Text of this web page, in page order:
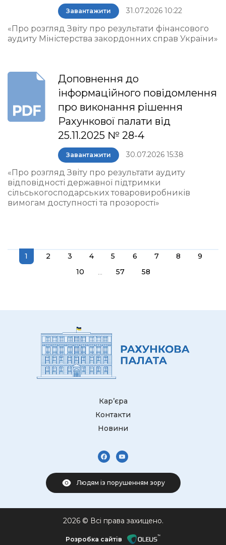
Завантажити 31.07.2026 10:22
«Про розгляд Звіту про результати фінансового
аудиту Міністерства закордонних справ України»
Доповнення до
інформаційного повідомлення
про виконання рішення
Рахункової палати від
25.11.2025 № 28-4
Завантажити 30.07.2026 15:38
«Про розгляд Звіту про результати аудиту
відповідності державної підтримки
сільськогосподарських товаровиробників
вимогам доступності та прозорості»
1 2 3 4 5 6 7 8
9
10
... 57 58
Кар’єра
Контакти
Новини
Людям із порушенням зору
2026 © Всі права захищено.
Розробка сайтів